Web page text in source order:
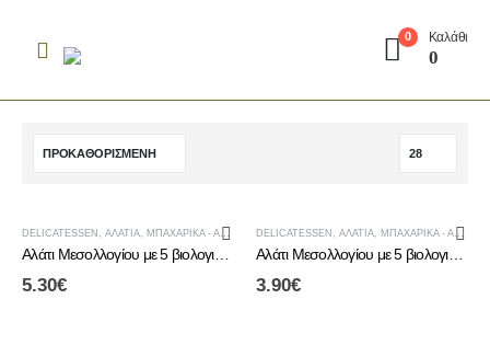
0 Καλάθι
0
DELICATESSEN , ΑΛΆΤΙΑ, ΜΠΑΧΑΡΙΚΆ - ΑΛΆΤΙΑ
Αλάτι Μεσολλογίου με 5 βιολογικά βότανα σε inox μύλο
5.30€
DELICATESSEN , ΑΛΆΤΙΑ, ΜΠΑΧΑΡΙΚΆ - ΑΛΆΤΙΑ
Αλάτι Μεσολλογίου με 5 βιολογικά βότανα σε μύλο
3.90€